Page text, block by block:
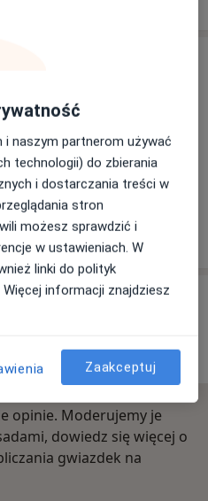
mapę
Mazowiecki
opinie. Moderujemy je
dowiedz się więcej o
gwiazdek na
i naszym partnerom używać
technologii) do zbierania
i dostarczania treści w
stron
możesz sprawdzić i
w ustawieniach. W
linki do polityk
informacji znajdziesz
Zaakceptuj